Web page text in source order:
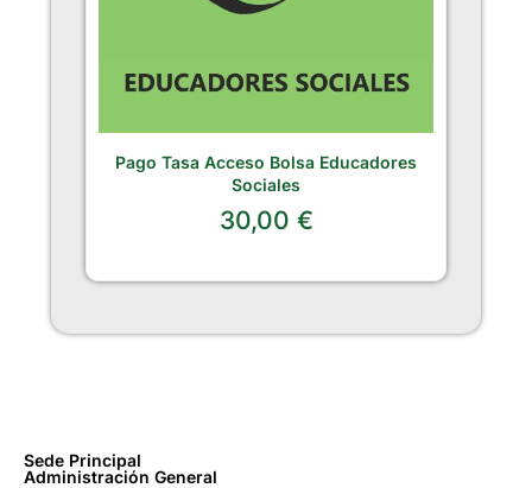
Pago Tasa Acceso Bolsa Educadores
Sociales
30,00 €
Sede Principal
Administración General